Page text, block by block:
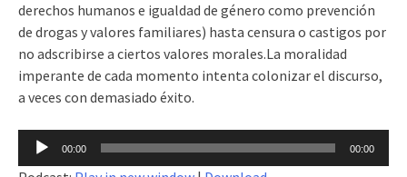
derechos humanos e igualdad de género como prevención
de drogas y valores familiares) hasta censura o castigos por
no adscribirse a ciertos valores morales.La moralidad
imperante de cada momento intenta colonizar el discurso,
a veces con demasiado éxito.
Reproductor
de
00:00 00:00